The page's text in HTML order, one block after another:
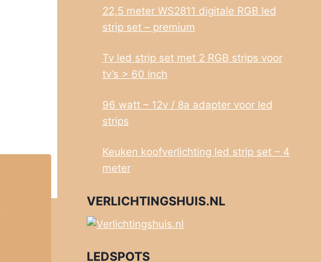
22,5 meter WS2811 digitale RGB led
strip set – premium
Tv led strip set met 2 RGB strips voor
tv’s > 60 inch
96 watt – 12v / 8a adapter voor led
strips
Keuken koofverlichting led strip set – 4
meter
VERLICHTINGSHUIS.NL
LEDSPOTS